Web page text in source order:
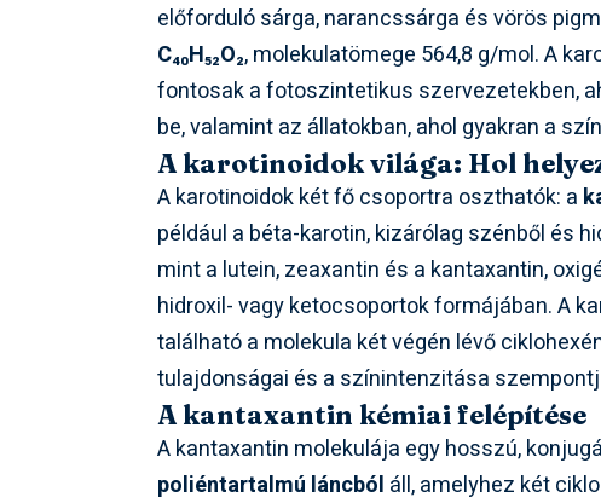
előforduló sárga, narancssárga és vörös
C₄₀H₅₂O₂, molekulatömege 564,8 g/mol. A
fontosak a fotoszintetikus szervezetekben,
be, valamint az állatokban, ahol gyakran a
A karotinoidok világa: Hol
A karotinoidok két fő csoportra oszthatók: a
például a béta-karotin, kizárólag szénből és
mint a lutein, zeaxantin és a kantaxantin,
hidroxil- vagy ketocsoportok formájában. A
található a molekula két végén lévő
tulajdonságai és a színintenzitása
A kantaxantin kémiai felépítése
A kantaxantin molekulája egy hosszú,
poliéntartalmú láncból áll, amelyhez két